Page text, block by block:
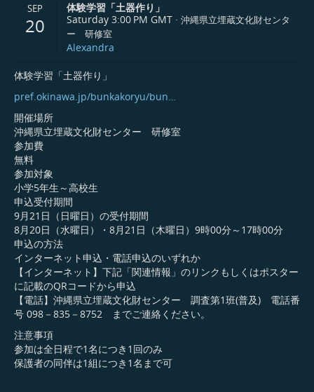
SEP
20
体験学習「土器作り」
Saturday 3:00 PM GMT · 沖縄県立埋蔵文化財センタ
ー 研修室
Alexandra
体験学習「土器作り」
pref.okinawa.jp/bunkakoryu/bun…
開催場所
沖縄県立埋蔵文化財センター 研修室
参加費
無料
参加対象
小学5年生～高校生
申込受付期間
9月21日（日曜日）の受付期間
8月20日（水曜日）・8月21日（木曜日）9時00分～17時00分
申込の方法
インターネット申込・電話申込のいずれか
【インターネット】下記「関連情報」のリンクもしくはポスター
に記載のQRコードから申込
【電話】沖縄県立埋蔵文化財センター 調査第1班(普及) 電話番
号 098－835－8752 までご連絡ください。
注意事項
参加は全日程で1名につき1回のみ
保護者の同伴は1組につき1名まで可